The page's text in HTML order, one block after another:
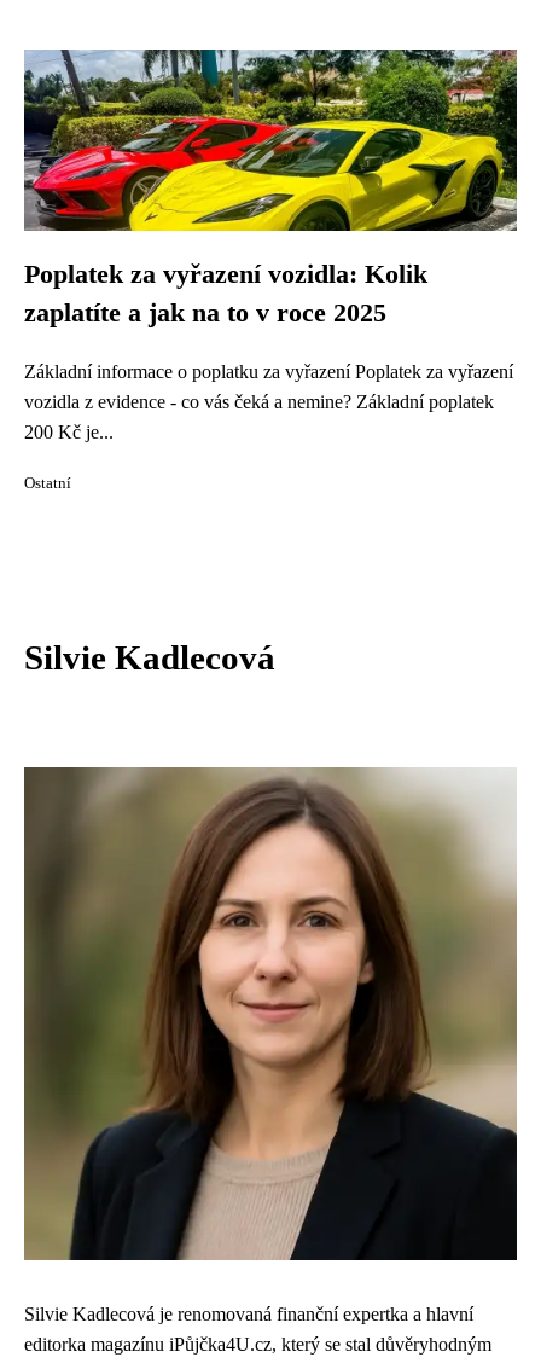
Poplatek za vyřazení vozidla: Kolik
zaplatíte a jak na to v roce 2025
Základní informace o poplatku za vyřazení Poplatek za vyřazení
vozidla z evidence - co vás čeká a nemine? Základní poplatek
200 Kč je...
Ostatní
Silvie Kadlecová
Silvie Kadlecová je renomovaná finanční expertka a hlavní
editorka magazínu iPůjčka4U.cz, který se stal důvěryhodným